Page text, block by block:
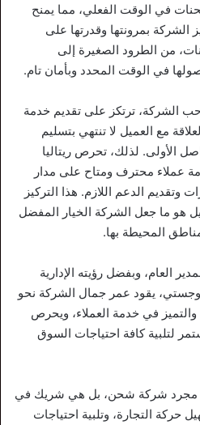
في الوقت الفعلي، مما يمنح
الشركة بمرونتها وقدرتها على
من الطرود الصغيرة إلى
في الوقت المحدد وبأمان تام.
الشركة، ترتكز على تقديم خدمة
مع العميل لا تنتهي بتسليم
الأولى. لذلك، تحرص ريتاليا
عملاء محترف ومتاح على مدار
وتقديم الدعم اللازم. هذا التركيز
هو ما جعل الشركة الخيار المفضل
المحيطة بها.
العام، وبفضل رؤيته الإدارية
يقود عمر جمال الشركة نحو
في خدمة العملاء، ويحرص
لتلبية كافة احتياجات السوق
من مجرد شركة شحن، بل هي شريك في
حركة التجارة، وتلبية احتياجات